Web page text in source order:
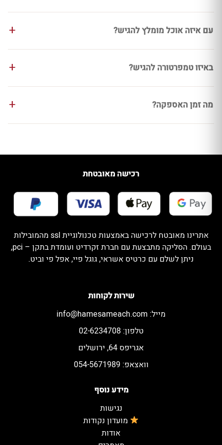
עם איזה אוכל מומלץ להגיש?
באיזו טמפרטורה להגיש?
מה זמן האספקה?
מידע נוסף
נגישות
מועדון נקודות
אודות
שירות לקוחות
מייל: info@hamesameach.com
טלפון: 02-6234708
אגריפס 64, ירושלים
וואצאפ: 054-5671989
רכישה מאובטחת
אתרינו מאובטח לרכישה באמצעות טכנולוגיית ssl מהמובילות
בעולם. הסליקה מתבצעת עם חברת זקרדיט ועומדת בתקן – pci,
ניתן לשלם עם כרטיס אשראי, גוגל פיי, אפל פי וביט.